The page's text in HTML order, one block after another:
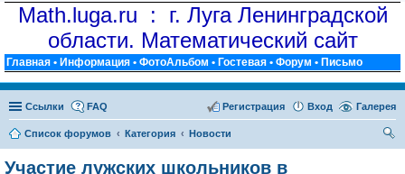
Math.luga.ru : г. Луга Ленинградской
области. Математический сайт
Главная • Информация • ФотоАльбом • Гостевая • Форум • Письмо
Ссылки Галерея
FAQ Вход
Регистрация
Список форумов Категория
Новости
Участие лужских школьников в